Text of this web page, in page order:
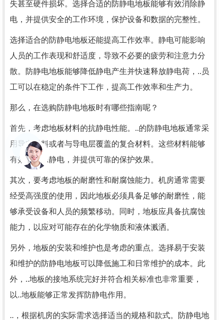
失甚至硬件损坏。选择合适的防静电地板能够有效消除静
电，并提供安全的工作环境，保护设备和数据的完整性。
选择适合的防静电地板还能提高工作效率。静电可能影响
人员的工作表现和舒适度，导致不必要的疲劳和注意力分
散。防静电地板能够降低静电产生并快速释放静电荷，..员
工可以在稳定的条件下工作，提高工作效率和生产力。
那么，在选购防静电地板时有哪些指南呢？
首先，考虑地板材料的抗静电性能。..的防静电地板通常采
用导电材料或者与导电层覆盖的复合材料。这些材料能够
有效地消除静电，并提供可靠的保护效果。
其次，要考虑地板的耐磨性和耐腐蚀能力。机房通常需要
经受高强度的使用，因此地板必须具备足够的耐磨性，能
够承受设备和人员的频繁移动。同时，地板应具备抗腐蚀
能力，以应对可能存在的化学物质和液体溅洒。
另外，地板的安装和维护也是考虑的重点。选择易于安装
和维护的防静电地板可以降低施工和日常维护的成本。此
外，..地板的接地系统完好并符合相关标准也非常重要，
以..地板能够正常发挥防静电作用。
..，根据机房的实际需求选择适当的规格和款式。防静电地